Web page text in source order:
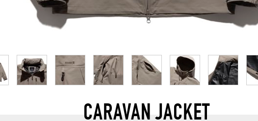
CARAVAN JACKET